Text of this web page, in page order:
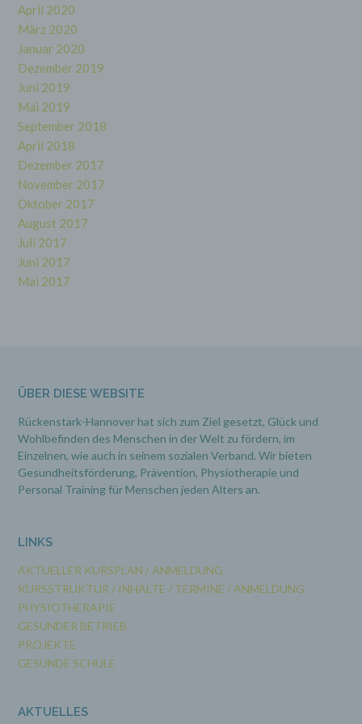
April 2020
März 2020
Januar 2020
Dezember 2019
Juni 2019
Mai 2019
September 2018
April 2018
Dezember 2017
November 2017
Oktober 2017
August 2017
Juli 2017
Juni 2017
Mai 2017
ÜBER DIESE WEBSITE
Rückenstark-Hannover hat sich zum Ziel gesetzt, Glück und
Wohlbefinden des Menschen in der Welt zu fördern, im
Einzelnen, wie auch in seinem sozialen Verband. Wir bieten
Gesundheitsförderung, Prävention, Physiotherapie und
Personal Training für Menschen jeden Alters an.
LINKS
AKTUELLER KURSPLAN / ANMELDUNG
KURSSTRUKTUR / INHALTE / TERMINE / ANMELDUNG
PHYSIOTHERAPIE
GESUNDER BETRIEB
PROJEKTE
GESUNDE SCHULE
AKTUELLES
wirtschaftlicher Lage, Gesundheit, persönlicher
Vorlieben, Interessen, Zuverlässigkeit,
Verhalten, Aufenthaltsort oder Ortswechsel
dieser natürlichen Person zu analysieren oder
Pseudonymisierung ist die Verarbeitung
welche die personenbezogenen Daten ohne
Hinzuziehung zusätzlicher Informationen nicht
mehr einer spezifischen betroffenen Person
zugeordnet werden können, sofern diese
zusätzlichen Informationen gesondert
Verantwortlicher ist die natürliche oder
juristische Person, Behörde, Einrichtung oder
andere Stelle, die allein oder gemeinsam mit
anderen über die Zwecke und Mittel der
Verarbeitung von personenbezogenen Daten
entscheidet. Sind die Zwecke und Mittel dieser
Mitgliedstaaten vorgesehen werden.
h) Auftragsverarbeiter
Auftragsverarbeiter ist eine natürliche oder
juristische Person, Behörde, Einrichtung oder